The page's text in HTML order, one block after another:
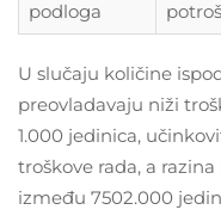
podloga
U slučaju količine
preovladavaju niži
1.000 jedinica,
troškove rada, a
između 7502.000